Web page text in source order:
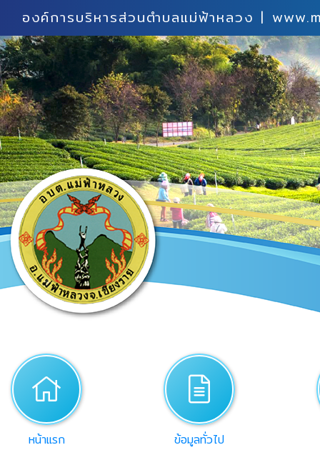
องค์การบริหารส่วนตำบลแม่ฟ้าหลวง |
home
หน้าแรก
desc
ข้อมูลทั่วไป